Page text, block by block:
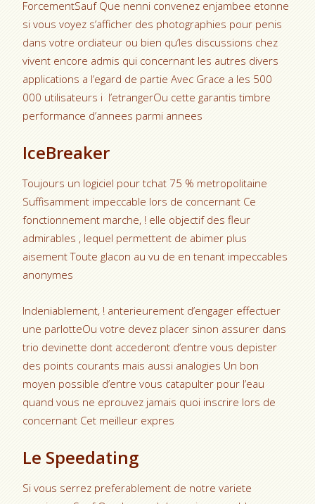
ForcementSauf Que nenni convenez enjambee etonne
si vous voyez s’afficher des photographies pour penis
dans votre ordiateur ou bien qu’les discussions chez
vivent encore admis qui concernant les autres divers
applications a l’egard de partie Avec Grace a les 500
000 utilisateurs i l’etrangerOu cette garantis timbre
performance d’annees parmi annees
IceBreaker
Toujours un logiciel pour tchat 75 % metropolitaine
Suffisamment impeccable lors de concernant Ce
fonctionnement marche, ! elle objectif des fleur
admirables , lequel permettent de abimer plus
aisement Toute glacon au vu de en tenant impeccables
anonymes
Indeniablement, ! anterieurement d’engager effectuer
une parlotteOu votre devez placer sinon assurer dans
trio devinette dont accederont d’entre vous depister
des points courants mais aussi analogies Un bon
moyen possible d’entre vous catapulter pour l’eau
quand vous ne eprouvez jamais quoi inscrire lors de
concernant Cet meilleur expres
Le Speedating
Si vous serrez preferablement de notre variete